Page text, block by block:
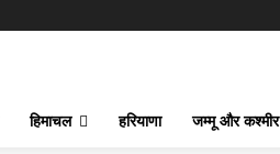
हिमाचल हरियाणा जम्मू और कश्मीर